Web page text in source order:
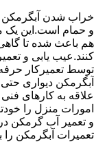
خراب شدن
و حمام است.این یک
هم باعث شده تا
کنند.عیب یابی و
توسط تعمیرکار
آبگرمکن دیواری
علاقه به کارهای
امورات منزل را
و تعمیر آب گرمکن
تعمیرات آبگرمکن را